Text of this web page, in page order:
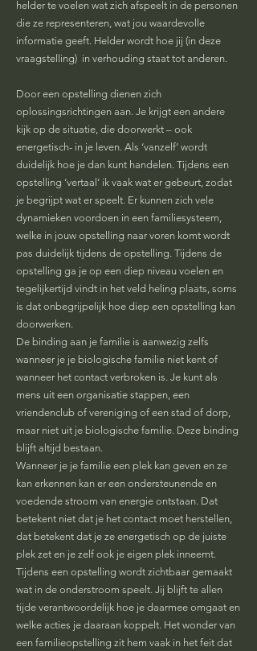
helder te voelen wat zich afspeelt in de personen
die ze representeren, wat jou waardevolle
informatie geeft. Helder wordt hoe jij (in deze
vraagstelling) in verhouding staat tot anderen.
Door een opstelling dienen zich
oplossingsrichtingen aan. Je krijgt een andere
kijk op de situatie, die doorwerkt – ook
energetisch- in je leven. Als ‘vanzelf’ wordt
duidelijk hoe je dan kunt handelen. Tijdens een
opstelling ‘vertaal’ ik vaak wat er gebeurt, zodat
je begrijpt wat er speelt. Er kunnen zich vele
dynamieken voordoen in een familiesysteem,
welke in jouw opstelling naar voren komt wordt
pas duidelijk tijdens de opstelling. Tijdens de
opstelling ga je op een diep niveau voelen en
tegelijkertijd vindt in het veld heling plaats, soms
is dat onbegrijpelijk hoe diep een opstelling kan
doorwerken.
De binding aan je familie is aanwezig zelfs
wanneer je je biologische familie niet kent of
wanneer het contact verbroken is. Je kunt als
mens uit een organisatie stappen, een
vriendenclub of vereniging of een stad of dorp,
maar niet uit je biologische familie. Deze binding
blijft altijd bestaan.
Wanneer je je familie een plek kan geven en ze
kan erkennen kan er een ondersteunende en
voedende stroom van energie ontstaan. Dat
betekent niet dat je het contact moet herstellen,
dat betekent dat je ze energetisch op de juiste
plek zet en je zelf ook je eigen plek inneemt.
Tijdens een opstelling wordt zichtbaar gemaakt
wat in de onderstroom speelt. Jij blijft te allen
tijde verantwoordelijk hoe je daarmee omgaat en
welke acties je daaraan koppelt. Het wonder van
een familieopstelling zit hem vaak in het feit dat